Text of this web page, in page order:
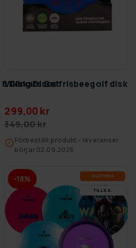
Diskars Set
Viking Discs frisbeegolf
299,00 kr
349,00 kr
Förbeställ produkt - leveranser
börjar 02.09.2026
-18% SLUT­REA
TILL 9.8.